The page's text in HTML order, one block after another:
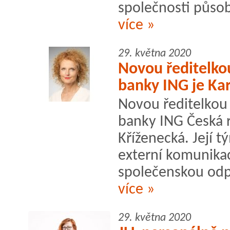
společnosti
více »
29. května 2020
Novou
banky ING je
Novou
banky ING
Kříženecká. Její
externí
společenskou
více »
29. května 2020